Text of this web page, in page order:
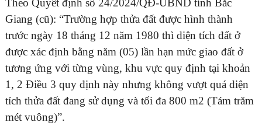
Theo Quyết định số 24/2024/QĐ-UBND tỉnh Bắc
Giang (cũ): “Trường hợp thửa đất được hình thành
trước ngày 18 tháng 12 năm 1980 thì diện tích đất ở
được xác định bằng năm (05) lần hạn mức giao đất ở
tương ứng với từng vùng, khu vực quy định tại khoản
1, 2 Điều 3 quy định này nhưng không vượt quá diện
tích thửa đất đang sử dụng và tối đa 800 m2 (Tám trăm
mét vuông)”.